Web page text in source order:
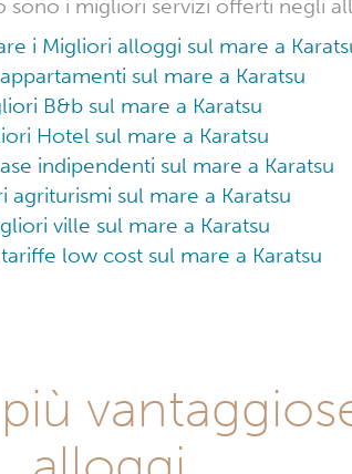
sono i migliori servizi offerti negli
i Migliori alloggi sul mare a
sul mare a Karatsu
B&b sul mare a Karatsu
Hotel sul mare a Karatsu
indipendenti sul mare a Karatsu
agriturismi sul mare a Karatsu
ville sul mare a Karatsu
low cost sul mare a Karatsu